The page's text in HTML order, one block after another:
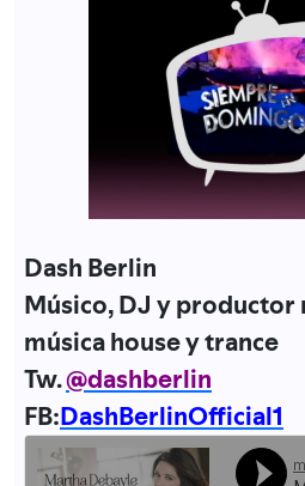
Dash Berlin
Músico, DJ y productor
música house y trance
Tw.@dashberlin
FB:DashBerlinOfficial1